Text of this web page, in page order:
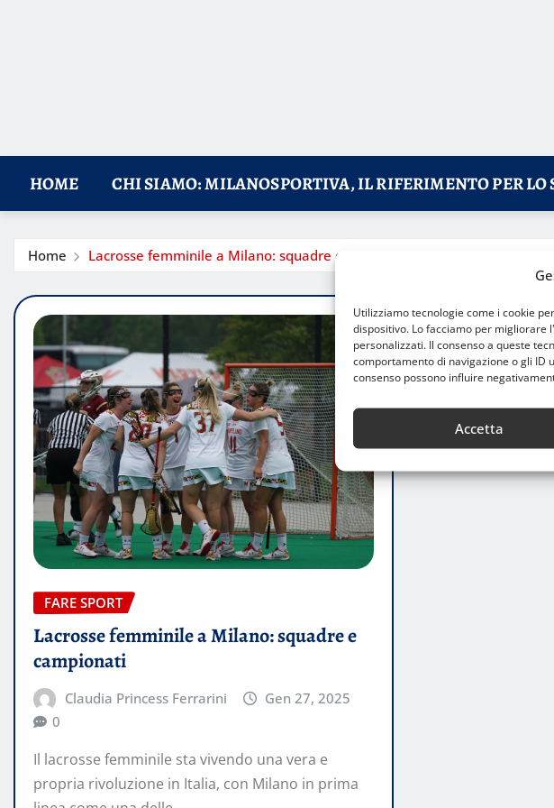
Utilizziamo tecnologie come i cookie
dispositivo. Lo facciamo per migliorare
personalizzati. Il consenso a queste
comportamento di navigazione o gli ID
consenso possono influire
Accetta
HOME CHI SIAMO: MILANOSPORTIVA, IL RIFERIMENTO PER LO
Home Lacrosse femminile a Milano: squadre e campionati
FARE SPORT
Lacrosse femminile a Milano: squadre e
campionati
Claudia Princess Ferrarini
Gen 27, 2025
0
Il lacrosse femminile sta vivendo una vera e
propria rivoluzione in Italia, con Milano in prima